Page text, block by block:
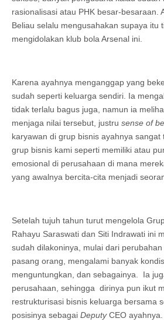
rasionalisasi atau PHK besar-besaraan.
Beliau selalu mengusahakan supaya itu
mengidolakan klub bola Arsenal ini.
Karena ayahnya menganggap yang
sudah seperti keluarga sendiri. Ia
tidak terlalu bagus juga, namun ia
menjaga nilai tersebut, justru sense of
karyawan di grup bisnis ayahnya sangat
grup bisnis kami seperti memiliki atau
emosional di perusahaan di mana
yang awalnya bercita-cita menjadi
Setelah tujuh tahun turut mengelola
Rahayu Saraswati dan Siti Indrawati ini
sudah dilakoninya, mulai dari
pasang orang, mengalami banyak
menguntungkan, dan sebagainya. Ia
perusahaan, sehingga dirinya pun ikut
restrukturisasi bisnis keluarga bersama
posisinya sebagai DeputyCEO ayahnya.